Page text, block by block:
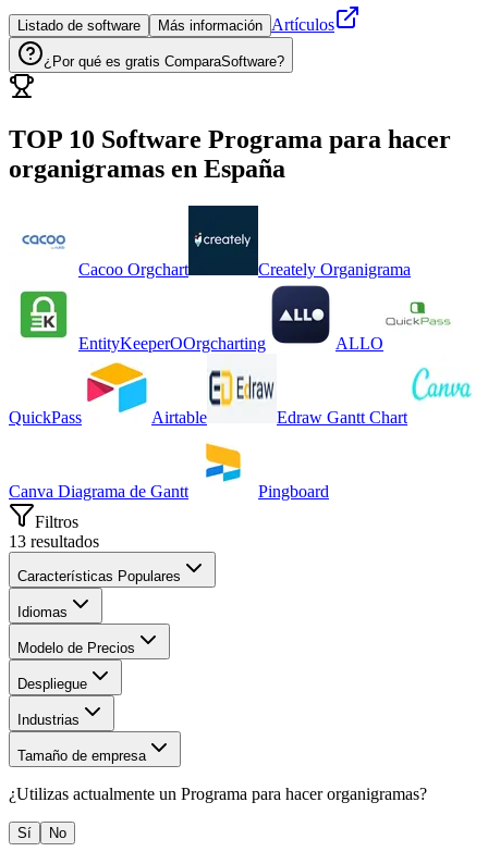
Listado de software Más información Artículos
¿Por qué es gratis ComparaSoftware?
TOP 10 Software Programa para hacer
organigramas en España
Cacoo Orgchart Creately Organigrama
EntityKeeperOOrgcharting ALLO
QuickPass Airtable Edraw Gantt Chart
Canva Diagrama de Gantt
Pingboard
Filtros
13 resultados
Características Populares
Idiomas
Modelo de Precios
Despliegue
Industrias
Tamaño de empresa
¿Utilizas actualmente un Programa para hacer organigramas?
Sí No